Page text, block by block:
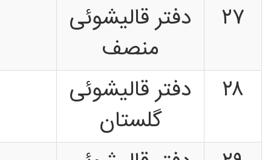
۲۷
دفتر قالیشوئی
منصف
۲۸
دفتر قالیشوئی
گلستان